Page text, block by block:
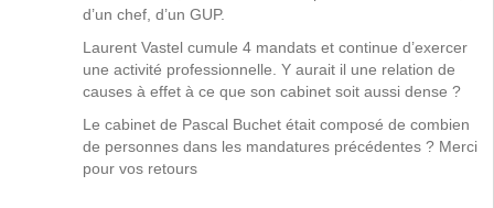
d’un chef, d’un GUP.
Laurent Vastel cumule 4 mandats et continue d’exercer
une activité professionnelle. Y aurait il une relation de
causes à effet à ce que son cabinet soit aussi dense ?
Le cabinet de Pascal Buchet était composé de combien
de personnes dans les mandatures précédentes ? Merci
pour vos retours